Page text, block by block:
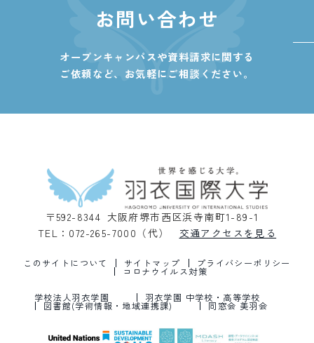
お問い合わせ
オープンキャンパスや資料請求に関する
ご依頼など、 お気軽にご相談ください。
〒592-8344 大阪府堺市西区浜寺南町1-89-1
TEL：072-265-7000（代）
交通アクセスを見る
このサイトについて サイトマップ プライバシーポリシー
コロナウイルス対策
学校法人羽衣学園 羽衣学園 中学校・高等学校
図書館(学術情報・地域連携課) 同窓会 美羽会